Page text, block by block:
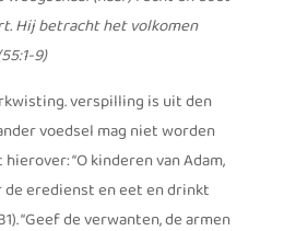
Hij betracht het volkomen
9)
verspilling is uit den
voedsel mag niet worden
“O kinderen van Adam,
eredienst en eet en drinkt
“Geef de verwanten, de armen